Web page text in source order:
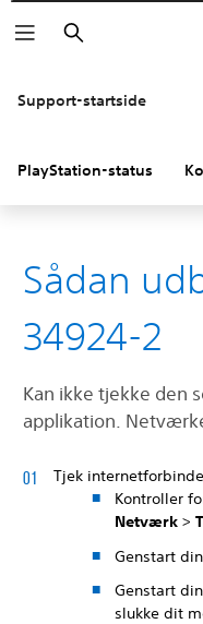
Søg
Support-startside
PlayStation-status
Sådan
34924-2
Kan ikke tjekke den
applikation.
Tjek
Kontroller
Netværk >
Genstart
Genstart
slukke dit